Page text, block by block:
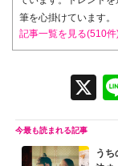
筆を心掛けています。
記事一覧を見る(510件
X
う